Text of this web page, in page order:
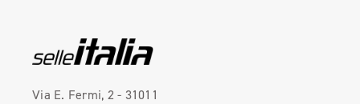
Via E. Fermi, 2 - 31011